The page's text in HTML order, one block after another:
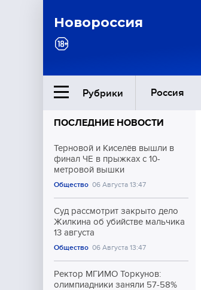
Новороссия
Рубрики Россия
Ближний Восток
Общество
Культура
ПОСЛЕДНИЕ НОВОСТИ
Терновой и Киселёв вышли в
финал ЧЕ в прыжках с 10-
метровой вышки
Общество 06 Августа 13:47
Суд рассмотрит закрыто дело
Жилкина об убийстве мальчика
13 августа
Общество 06 Августа 13:47
Ректор МГИМО Торкунов:
олимпиадники заняли 57-58%